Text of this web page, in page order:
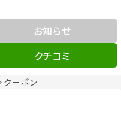
クーポン
お知らせ
クチコミ